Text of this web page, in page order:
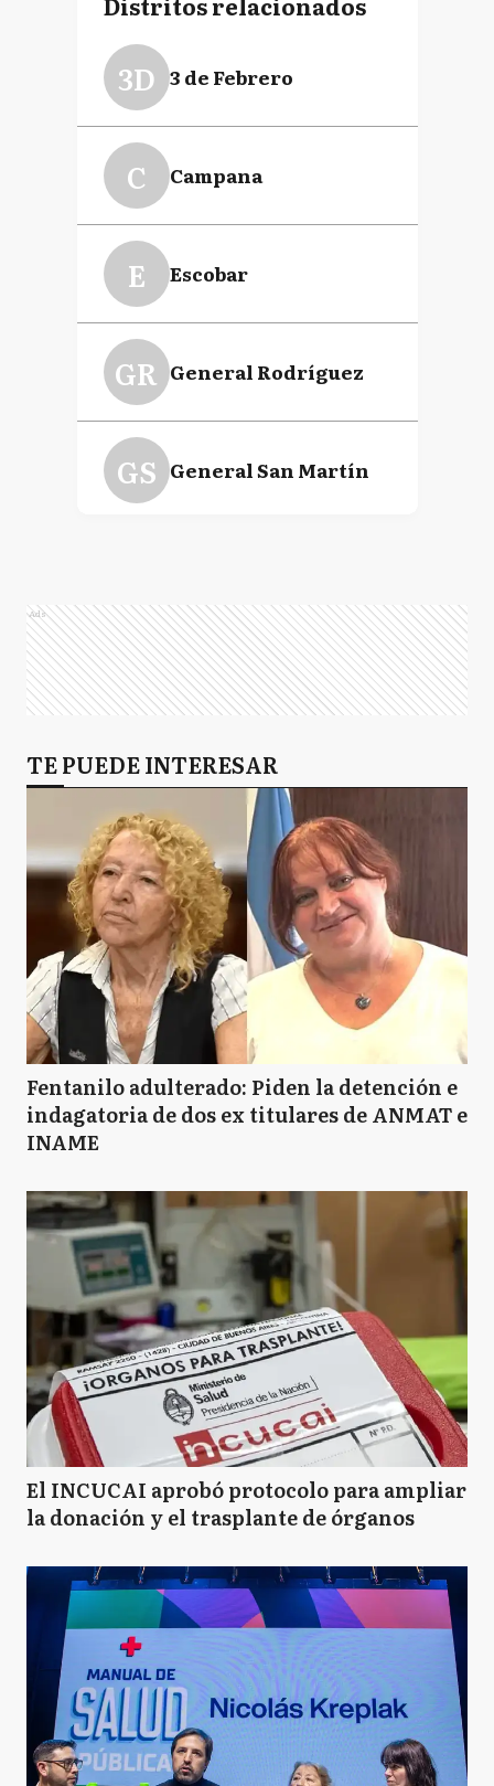
3D 3 de Febrero
C Campana
E Escobar
GR General Rodríguez
GS General San Martín
H Hurlingham
I Ituzaingó
JC José C. Paz
L Luján
MA Malvinas Argentinas
M Mercedes
M Merlo
M Moreno
N Navarro
P Pilar
Ads
TE PUEDE INTERESAR
Fentanilo adulterado: Piden la detención e
indagatoria de dos ex titulares de ANMAT e
INAME
El INCUCAI aprobó protocolo para ampliar
la donación y el trasplante de órganos